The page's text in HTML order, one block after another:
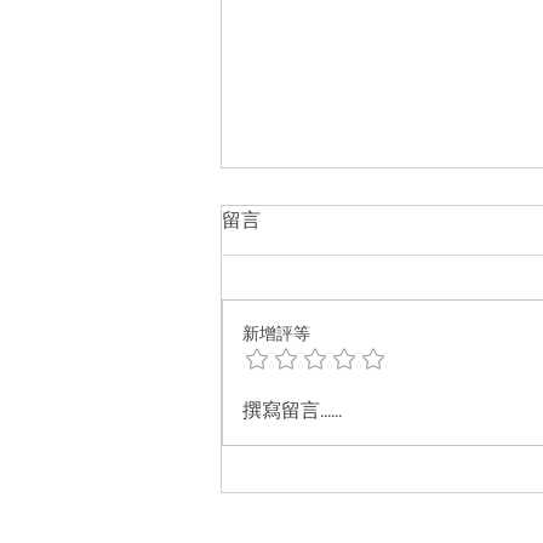
法國天然14度白醋會侵蝕飲水
留言
新增評等
撰寫留言......